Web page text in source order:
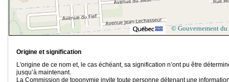
© Gouvernement du
Origine et signification
L'origine de ce nom et, le cas échéant, sa signification n’ont pu être
jusqu’à maintenant.
La Commission de toponymie invite toute personne détenant une